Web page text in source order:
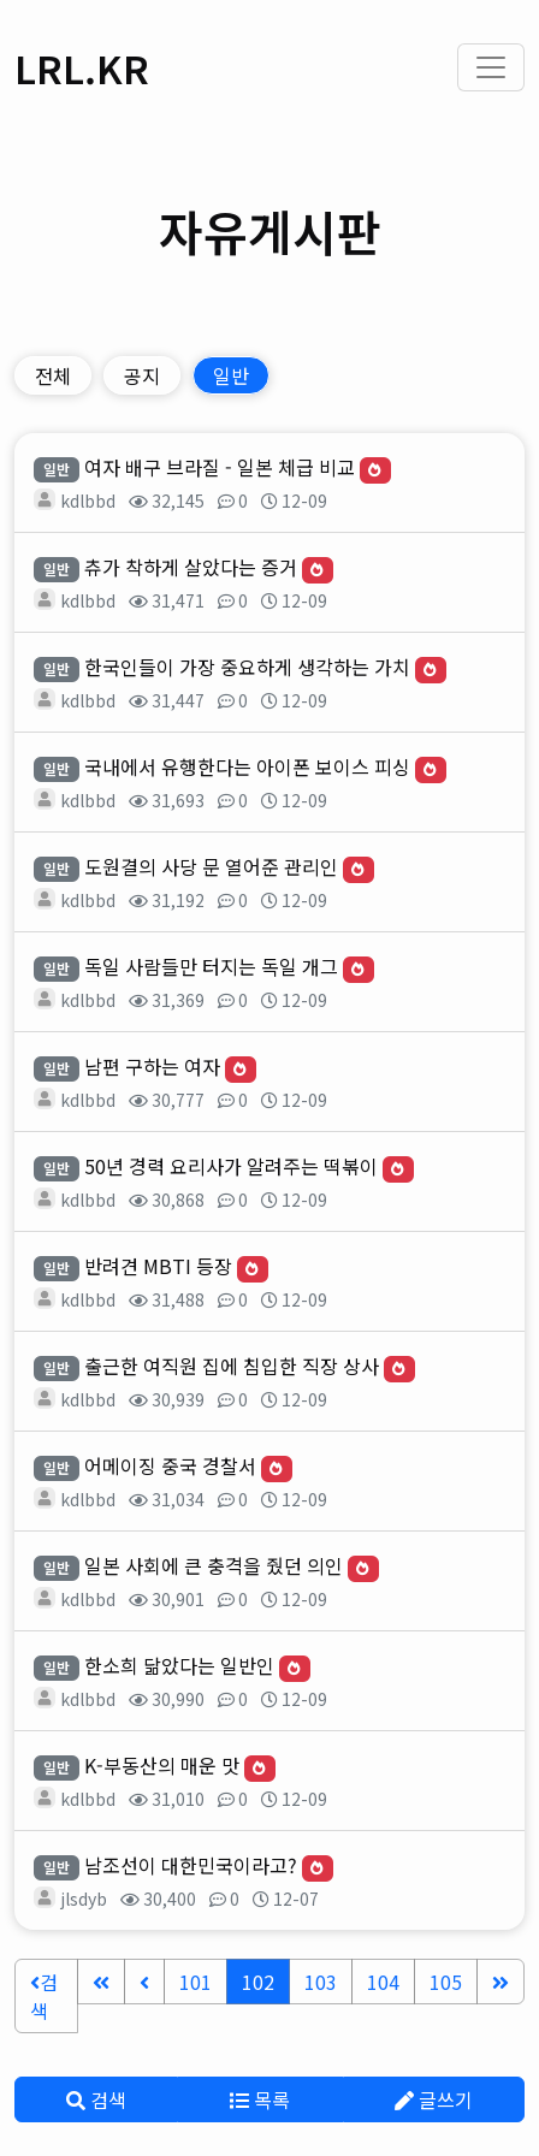
LRL.KR
자유게시판
전체 공지 일반
일반 여자 배구 브라질 - 일본 체급 비교
kdlbbd 32,145 0 12-09
일반 츄가 착하게 살았다는 증거
kdlbbd 31,471 0 12-09
일반 한국인들이 가장 중요하게 생각하는 가치
kdlbbd 31,447 0 12-09
일반 국내에서 유행한다는 아이폰 보이스 피싱
kdlbbd 31,693 0 12-09
일반 도원결의 사당 문 열어준 관리인
kdlbbd 31,192 0 12-09
일반 독일 사람들만 터지는 독일 개그
kdlbbd 31,369 0 12-09
일반 남편 구하는 여자
kdlbbd 30,777 0 12-09
일반 50년 경력 요리사가 알려주는 떡볶이
kdlbbd 30,868 0 12-09
일반 반려견 MBTI 등장
kdlbbd 31,488 0 12-09
일반 출근한 여직원 집에 침입한 직장 상사
kdlbbd 30,939 0 12-09
일반 어메이징 중국 경찰서
kdlbbd 31,034 0 12-09
일반 일본 사회에 큰 충격을 줬던 의인
kdlbbd 30,901 0 12-09
일반 한소희 닮았다는 일반인
kdlbbd 30,990 0 12-09
일반 K-부동산의 매운 맛
kdlbbd 31,010 0 12-09
일반 남조선이 대한민국이라고?
jlsdyb 30,400 0 12-07
검
색
101 102 103 104 105
검색 목록 글쓰기